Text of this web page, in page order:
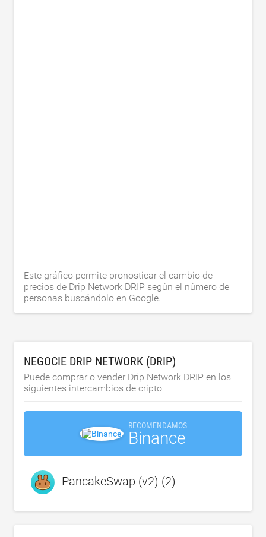
Este gráfico permite pronosticar el cambio de
precios de Drip Network DRIP según el número de
personas buscándolo en Google.
NEGOCIE DRIP NETWORK (DRIP)
Puede comprar o vender Drip Network DRIP en los
siguientes intercambios de cripto
RECOMENDAMOS
Binance
PancakeSwap (v2) (2)